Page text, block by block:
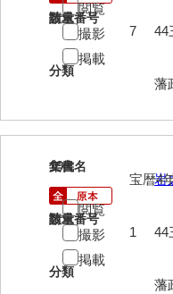
請求番号
44
分類
藩
数量
7
閲覧
撮影
掲載
19
文書名
岩
請求番号
44
分類
藩
年代
宝暦4
数量
1
閲覧
撮影
掲載